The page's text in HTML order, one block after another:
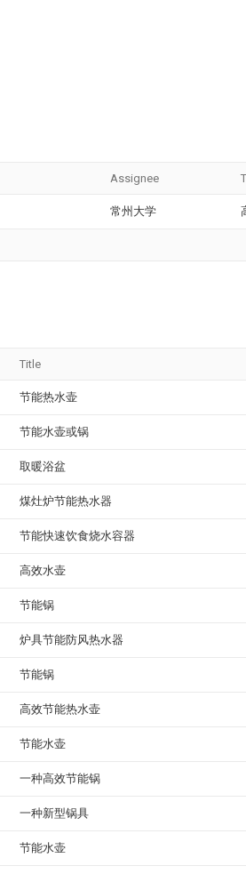
Assignee
常州大学
Title
节能热水壶
节能水壶或锅
取暖浴盆
煤灶炉节能热水器
节能快速饮食烧水容器
高效水壶
节能锅
炉具节能防风热水器
节能锅
高效节能热水壶
节能水壶
一种高效节能锅
一种新型锅具
节能水壶